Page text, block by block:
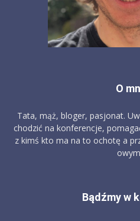
O
Tata, mąż, bloger, pasjonat.
chodzić na konferencje,
z kimś kto ma na to ochotę a
Bądźmy w